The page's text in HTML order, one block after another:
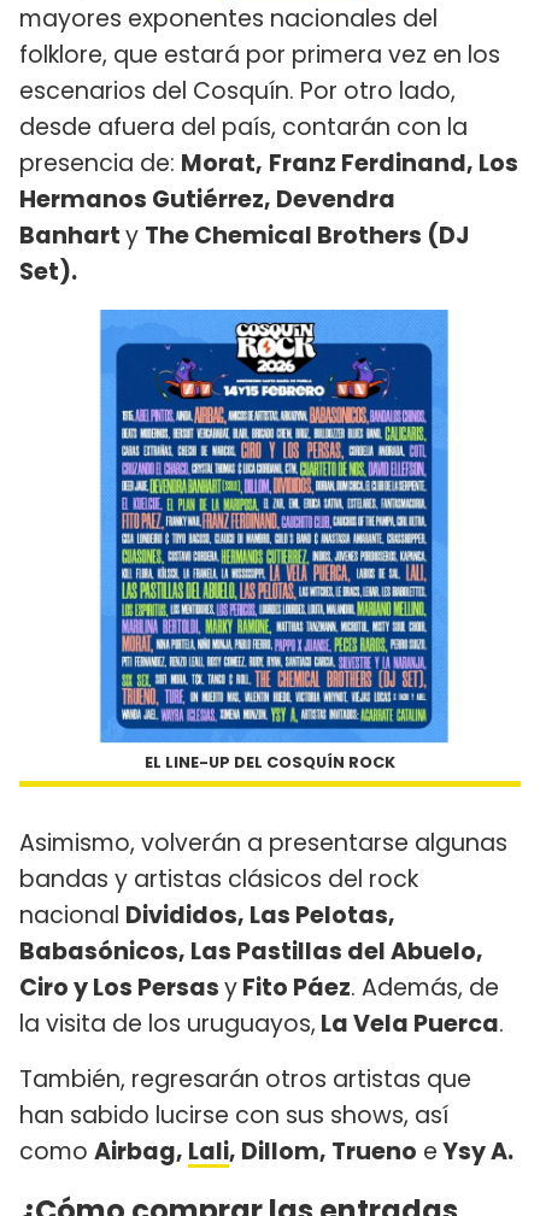
mayores exponentes nacionales del
folklore, que estará por primera vez en los
escenarios del Cosquín. Por otro lado,
desde afuera del país, contarán con la
presencia de: Morat, Franz Ferdinand, Los
Hermanos Gutiérrez, Devendra
Banharty The Chemical Brothers (DJ
Set).
EL LINE-UP DEL COSQUÍN ROCK
Asimismo, volverán a presentarse algunas
bandas y artistas clásicos del rock
nacional Divididos, Las Pelotas,
Babasónicos, Las Pastillas del Abuelo,
Ciro y Los PersasyFito Páez. Además, de
la visita de los uruguayos, La Vela Puerca.
También, regresarán otros artistas que
han sabido lucirse con sus shows, así
como Airbag, Lali, Dillom, Trueno eYsy A.